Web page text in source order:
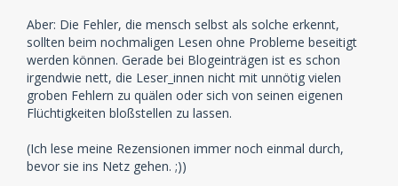
Aber: Die Fehler, die mensch selbst als solche erkennt,
sollten beim nochmaligen Lesen ohne Probleme beseitigt
werden können. Gerade bei Blogeinträgen ist es schon
irgendwie nett, die Leser_innen nicht mit unnötig vielen
groben Fehlern zu quälen oder sich von seinen eigenen
Flüchtigkeiten bloßstellen zu lassen.
(Ich lese meine Rezensionen immer noch einmal durch,
bevor sie ins Netz gehen. ;))